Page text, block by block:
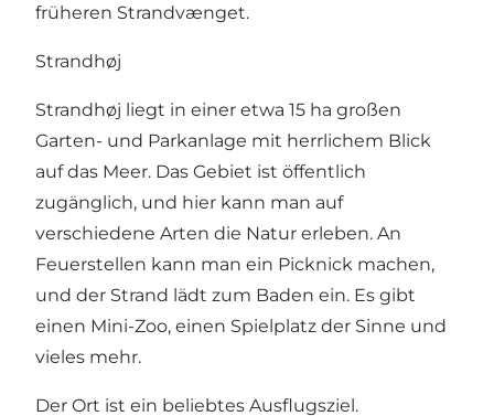
früheren Strandvænget.
Strandhøj
Strandhøj liegt in einer etwa 15 ha großen
Garten- und Parkanlage mit herrlichem Blick
auf das Meer. Das Gebiet ist öffentlich
zugänglich, und hier kann man auf
verschiedene Arten die Natur erleben. An
Feuerstellen kann man ein Picknick machen,
und der Strand lädt zum Baden ein. Es gibt
einen Mini-Zoo, einen Spielplatz der Sinne und
vieles mehr.
Der Ort ist ein beliebtes Ausflugsziel.